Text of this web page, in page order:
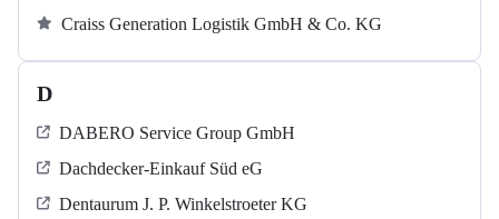
Craiss Generation Logistik GmbH & Co. KG
D
DABERO Service Group GmbH
Dachdecker-Einkauf Süd eG
Dentaurum J. P. Winkelstroeter KG